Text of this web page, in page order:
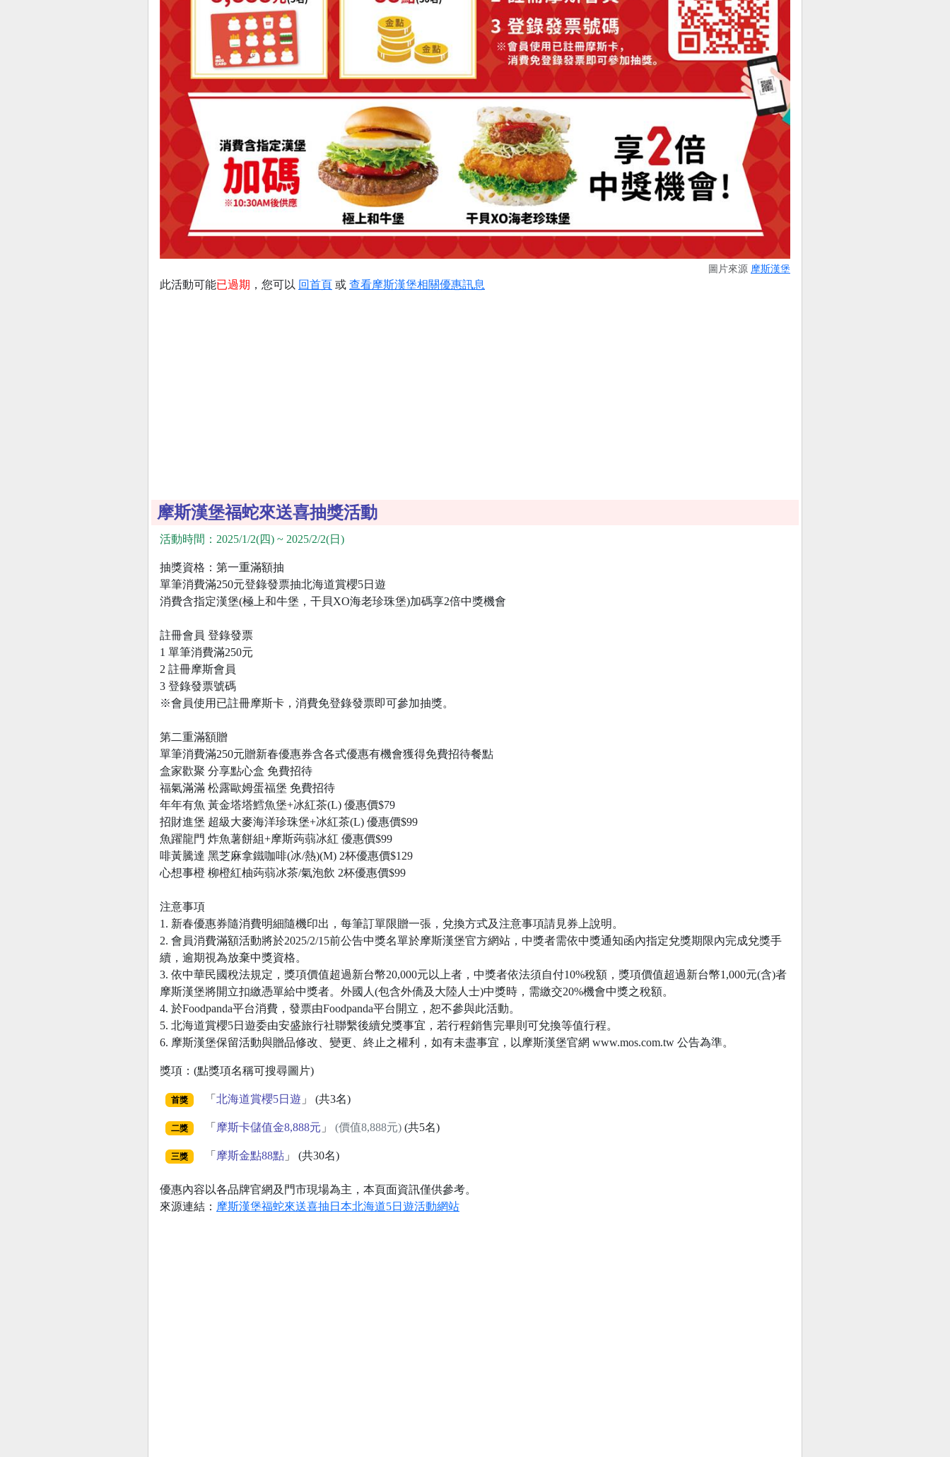
圖片來源 摩斯漢堡
此活動可能已過期 ，您可以 回首頁 或 查看摩斯漢堡相關優惠訊息
摩斯漢堡福蛇來送喜抽獎活動
活動時間：2025/1/2(四) ~ 2025/2/2(日)
抽獎資格：第一重滿額抽
單筆消費滿250元登錄發票抽北海道賞櫻5日遊
消費含指定漢堡(極上和牛堡，干貝XO海老珍珠堡)加碼享2倍中獎機會
註冊會員 登錄發票
1 單筆消費滿250元
2 註冊摩斯會員
3 登錄發票號碼
※會員使用已註冊摩斯卡，消費免登錄發票即可參加抽獎。
第二重滿額贈
單筆消費滿250元贈新春優惠券含各式優惠有機會獲得免費招待餐點
盒家歡聚 分享點心盒 免費招待
福氣滿滿 松露歐姆蛋福堡 免費招待
年年有魚 黃金塔塔鱈魚堡+冰紅茶(L) 優惠價$79
招財進堡 超級大麥海洋珍珠堡+冰紅茶(L) 優惠價$99
魚躍龍門 炸魚薯餅組+摩斯蒟蒻冰紅 優惠價$99
啡黃騰達 黑芝麻拿鐵咖啡(冰/熱)(M) 2杯優惠價$129
心想事橙 柳橙紅柚蒟蒻冰茶/氣泡飲 2杯優惠價$99
注意事項
1. 新春優惠券隨消費明細隨機印出，每筆訂單限贈一張，兌換方式及注意事項請見券上說明。
2. 會員消費滿額活動將於2025/2/15前公告中獎名單於摩斯漢堡官方網站，中獎者需依中獎通知函內指定兌獎期限內完成兌獎手
續，逾期視為放棄中獎資格。
3. 依中華民國稅法規定，獎項價值超過新台幣20,000元以上者，中獎者依法須自付10%稅額，獎項價值超過新台幣1,000元(含)者
摩斯漢堡將開立扣繳憑單給中獎者。外國人(包含外僑及大陸人士)中獎時，需繳交20%機會中獎之稅額。
4. 於Foodpanda平台消費，發票由Foodpanda平台開立，恕不參與此活動。
5. 北海道賞櫻5日遊委由安盛旅行社聯繫後續兌獎事宜，若行程銷售完畢則可兌換等值行程。
6. 摩斯漢堡保留活動與贈品修改、變更、終止之權利，如有未盡事宜，以摩斯漢堡官網 www.mos.com.tw 公告為準。
獎項：(點獎項名稱可搜尋圖片)
首獎 「 北海道賞櫻5日遊 」 (共3名)
二獎 「 摩斯卡儲值金8,888元 」 (價值8,888元)(共5名)
三獎 「 摩斯金點88點」 (共30名)
優惠內容以各品牌官網及門市現場為主，本頁面資訊僅供參考。
來源連結： 摩斯漢堡福蛇來送喜抽日本北海道5日遊活動網站